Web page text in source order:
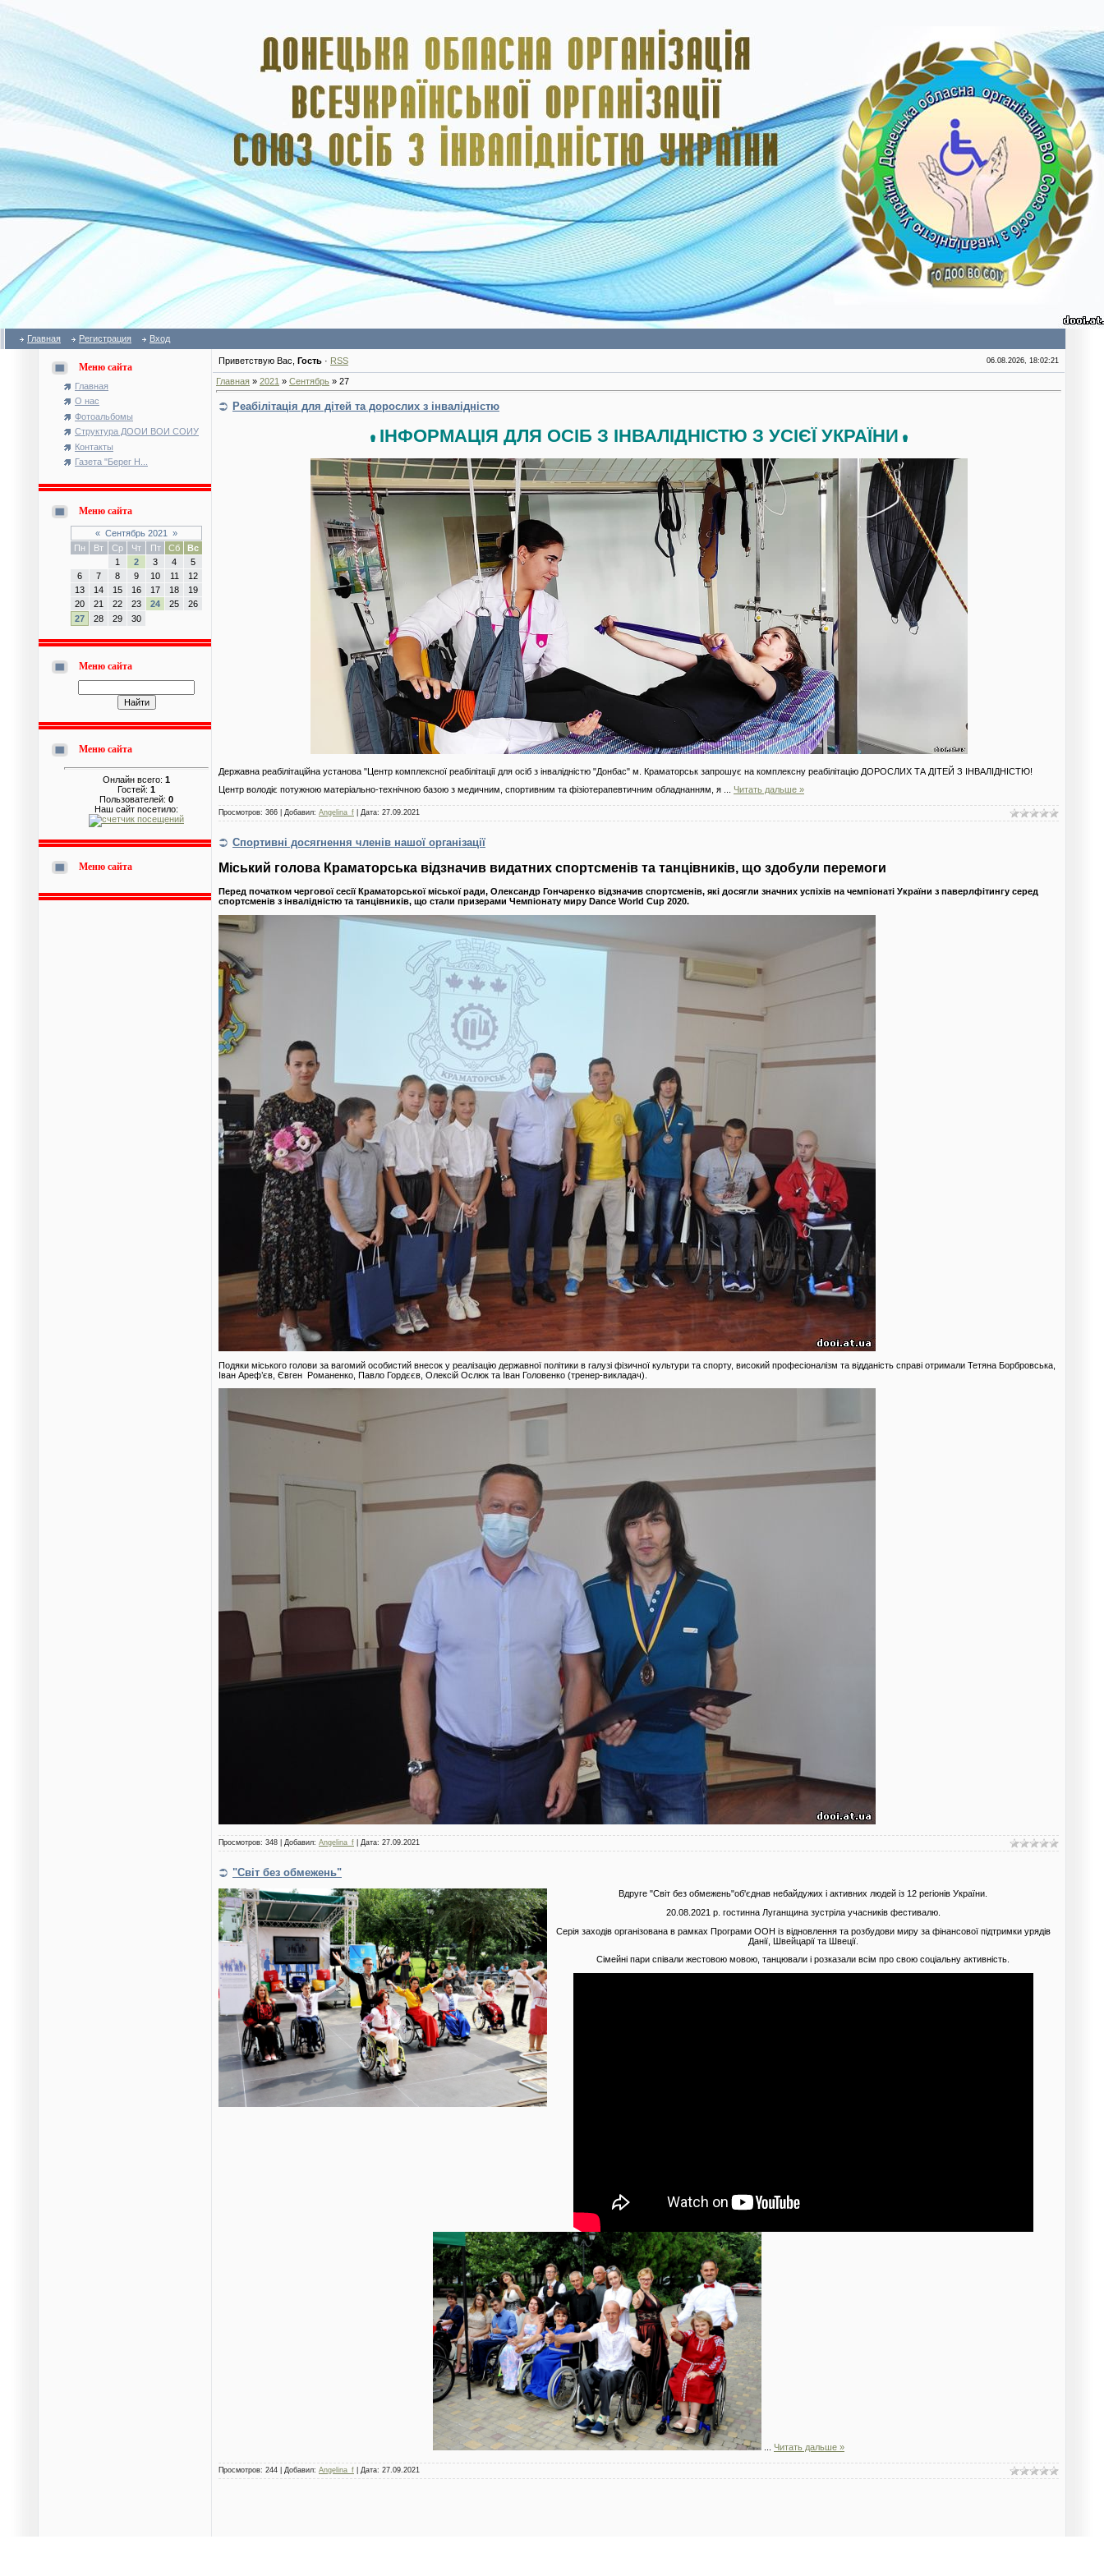
Главная Регистрация Вход
Меню сайта
Главная
О нас
Фотоальбомы
Структура ДООИ ВОИ СОИУ
Контакты
Газета "Берег Н...
Меню сайта
« Сентябрь 2021
»
Пн
Вт Ср Чт Пт Сб
Вс
1
2 3 4
5
6
7 8 9 10 11
12
13
14 15 16 17 18
19
20
21 22 23 24 25
26
27
28 29 30
Меню сайта
Меню сайта
Онлайн всего: 1
Гостей: 1
Пользователей: 0
Наш сайт посетило:
Меню сайта
Приветствую Вас Гость · RSS 06.08.2026, 18:02:21
Главная » 2021 » Сентябрь » 27
Реабілітація для дітей та дорослих з інвалідністю
ІНФОРМАЦІЯ ДЛЯ ОСІБ З ІНВАЛІДНІСТЮ З УСІЄЇ УКРАЇНИ
Державна реабілітаційна установа "Центр комплексної реабілітації для осіб з інвалідністю "Донбас" м. Краматорськ запрошує на комплексну реабілітацію ДОРОСЛИХ ТА ДІТЕЙ З ІНВАЛІДНІСТЮ!
Центр володіє потужною матеріально-технічною базою з медичним, спортивним та фізіотерапевтичним обладнанням, я
Читать дальше »
Просмотров: 366 | Добавил: Angelina_f | Дата: 27.09.2021
Спортивні досягнення членів нашої організації
Міський голова Краматорська відзначив видатних спортсменів та танцівників, що здобули перемоги
Перед початком чергової сесії Краматорської міської ради, Олександр Гончаренко відзначив спортсменів, які досягли значних успіхів на чемпіонаті України з паверлфітингу серед
спортсменів з інвалідністю та танцівників, що стали призерами Чемпіонату миру Dance World Cup 2020.
Подяки міського голови за вагомий особистий внесок у реалізацію державної політики в галузі фізичної культури та спорту, високий професіоналізм та відданість справі отримали Тетяна Борбровська,
Іван Ареф’єв, Євген Романенко, Павло Гордєєв, Олексій Ослюк та Іван Головенко (тренер-викладач).
Просмотров: 348 | Добавил: Angelina_f | Дата: 27.09.2021
"Світ без обмежень"
Вдруге "Світ без обмежень"об'єднав небайдужих і активних людей із 12 регіонів України.
20.08.2021 р. гостинна Луганщина зустріла учасників фестивалю.
Серія заходів організована в рамках Програми ООН із відновлення та розбудови миру за фінансової підтримки урядів
Данії, Швейцарії та Швеції.
Сімейні пари співали жестовою мовою, танцювали і розказали всім про свою соціальну активність.
Читать дальше »
Просмотров: 244 | Добавил: Angelina_f | Дата: 27.09.2021